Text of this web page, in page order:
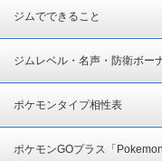
ジムでできること
ジムレベル・名声・防衛ボー
ポケモンタイプ相性表
ポケモンGOプラス「